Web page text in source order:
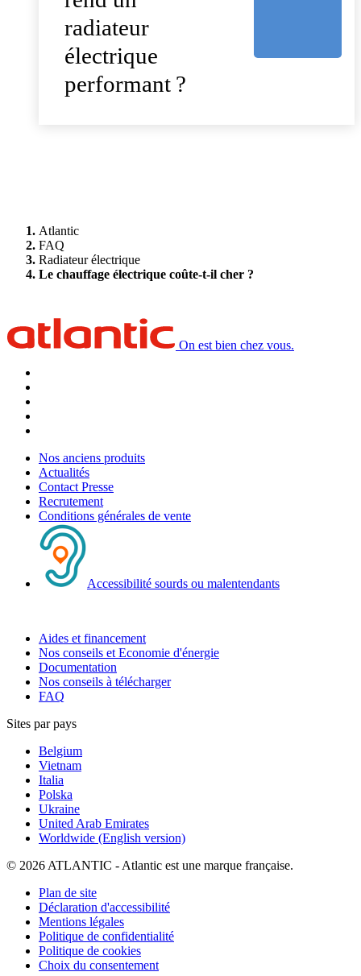
radiateur
électrique
performant ?
Atlantic
FAQ
Radiateur électrique
Le chauffage électrique coûte-t-il cher ?
On est bien chez vous.
Nos anciens produits
Actualités
Contact Presse
Recrutement
Conditions générales de vente
Accessibilité sourds ou malentendants
Aides et financement
Nos conseils et Economie d'énergie
Documentation
Nos conseils à télécharger
FAQ
Sites par pays
Belgium
Vietnam
Italia
Polska
Ukraine
United Arab Emirates
Worldwide (English version)
© 2026 ATLANTIC - Atlantic est une marque française.
Plan de site
Déclaration d'accessibilité
Mentions légales
Politique de confidentialité
Politique de cookies
Choix du consentement